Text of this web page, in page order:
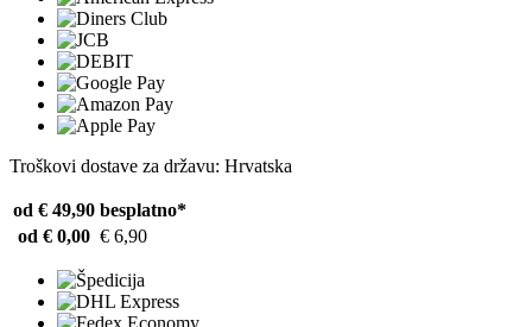
Troškovi dostave za državu: Hrvatska
od € 49,90 besplatno*
od € 0,00 € 6,90